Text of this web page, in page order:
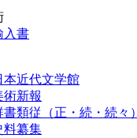
入書
本近代文学館
術新報
書類従（正・続・続々）
料纂集